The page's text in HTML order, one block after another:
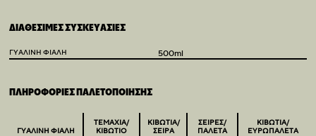
ΔΙΑΘΕΣΙΜΕΣ ΣΥΣΚΕΥΑΣΙΕΣ
ΓΥΑΛΙΝΗ ΦΙΑΛΗ 500ml
ΠΛΗΡΟΦΟΡΙΕΣ ΠΑΛΕΤΟΠΟΙΗΣΗΣ
ΓΥΑΛΙΝΗ ΦΙΑΛΗ
ΤΕΜΑΧΙΑ/
ΚΙΒΩΤΙΟ
ΚΙΒΩΤΙΑ/
ΣΕΙΡΑ
ΣΕΙΡΕΣ/
ΠΑΛΕΤΑ
ΚΙΒΩΤΙΑ/
ΕΥΡΩΠΑΛΕΤΑ